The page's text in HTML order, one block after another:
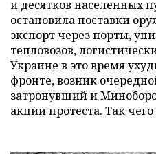
и десятков населенных
остановила поставки
экспорт через порты,
тепловозов,
Украине в это время
фронте, возник
затронувший и
акции протеста. Так